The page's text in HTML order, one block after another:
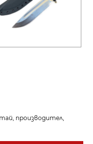
производител,